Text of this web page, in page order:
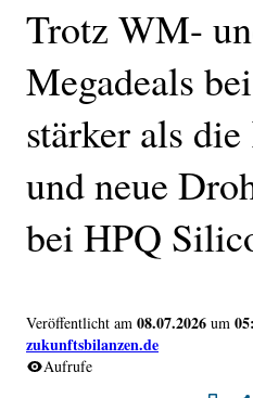
Trotz WM-
Megadeals
stärker als
und neue
bei HPQ
Veröffentlicht am 08.07.2026 um
zukunftsbilanzen.de
Aufrufe